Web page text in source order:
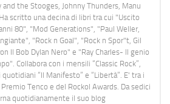
and the Stooges, Johnny Thunders, Manu
scritto una decina di libri tra cui "Uscito
80", "Mod Generations", "Paul Weller,
"Rock n Goal", "Rock n Spor"t, Gil
Il Bob Dylan Nero" e "Ray Charles- Il genio
Collabora con i mensili “Classic Rock”,
“Il Manifesto” e “Libertà”. E' tra i
Tenco e del Rockol Awards. Da sedici
quotidianamente il suo blog